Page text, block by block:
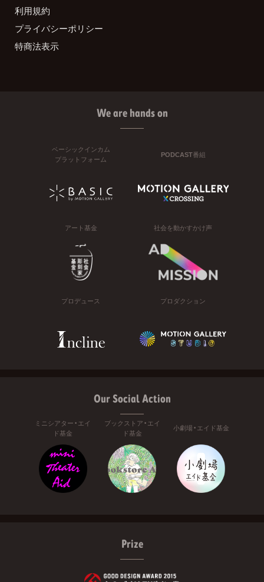
利用規約
プライバシーポリシー
特商法表示
We are hands on
ベーシックインカム
プラットフォーム
PODCAST番組
アート基金 社会を動かすかけ声
プロデュース プロダクション
Our Social Action
ミニシアター・エイ
ド基金
ブックストア・エイ
ド基金
小劇場・エイド基金
Prize